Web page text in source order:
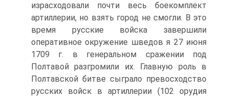
израсходовали почти весь боекомплект
артиллерии, но взять город не смогли. В это
время русские войска завершили
оперативное окруже­ние шведов я 27 июня
1709 г. в генеральном сражении под
Полтавой разгромили их. Главную роль в
Полтавской бит­ве сыграло превосходство
русских войск в артиллерии (102 орудия